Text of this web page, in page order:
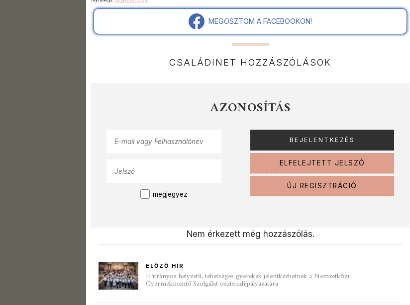
MEGOSZTOM A FACEBOOKON!
CSALÁDINET HOZZÁSZÓLÁSOK
AZONOSÍTÁS
megjegyez
ELFELEJTETT JELSZÓ
ÚJ REGISZTRÁCIÓ
Nem érkezett még hozzászólás.
ELŐZŐ HÍR
Hátrányos helyzetű, tehetséges gyerekek jelentkezhetnek a Nemzetközi
Gyermekmentő Szolgálat ösztöndíjpályázatára